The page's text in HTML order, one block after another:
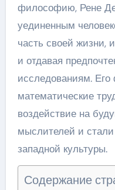
философию, Рене
уединенным
часть своей жизни,
и отдавая
исследованиям.
математические
воздействие на
мыслителей и
западной культуры.
Содержание